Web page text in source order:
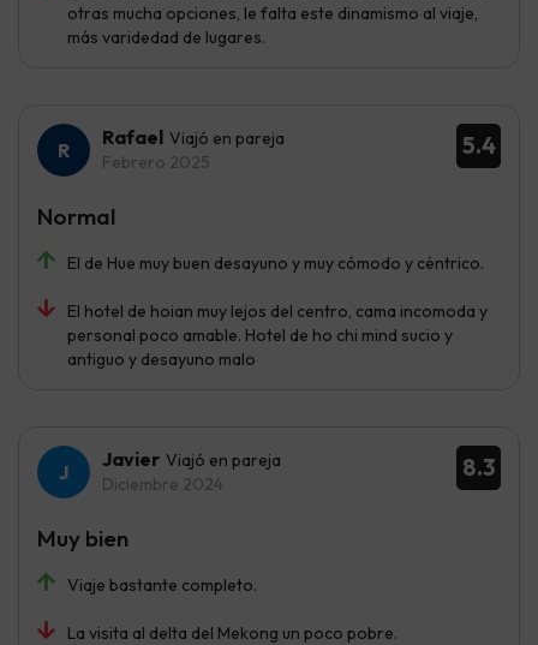
otras mucha opciones, le falta este dinamismo al viaje,
más varidedad de lugares.
5.4
Rafael Viajó en pareja
Febrero 2025
El de Hue muy buen desayuno y muy cómodo y céntrico.
El hotel de hoian muy lejos del centro, cama incomoda y
personal poco amable. Hotel de ho chi mind sucio y
antiguo y desayuno malo
Normal
8.3
Javier Viajó en pareja
Diciembre 2024
Viaje bastante completo.
La visita al delta del Mekong un poco pobre.
Muy bien